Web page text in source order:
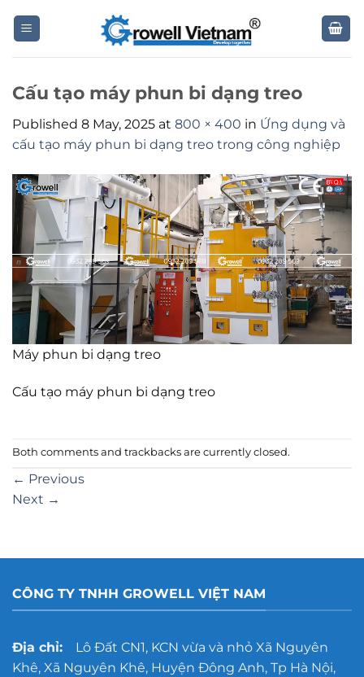
Cấu tạo máy phun bi dạng treo
Published 8 May, 2025 at 800 × 400 in Ứng dụng và
cấu tạo máy phun bi dạng treo trong công nghiệp
Máy phun bi dạng treo
Cấu tạo máy phun bi dạng treo
Both comments and trackbacks are currently closed.
← Previous
Next →
CÔNG TY TNHH GROWELL VIỆT NAM
Địa chỉ:Lô Đất CN1, KCN vừa và nhỏ Xã Nguyên
Khê, Xã Nguyên Khê, Huyện Đông Anh, Tp Hà Nội,